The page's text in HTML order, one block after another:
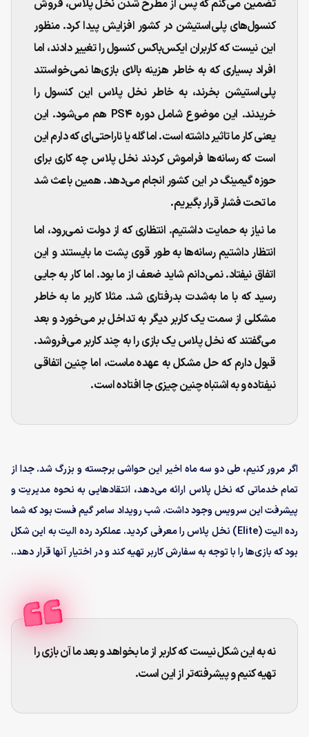
تضمین می‌کنم که پس از مطرح شدن نخل پلاس، فروش
کنسول‌های پلی‌استیشن در کشور افزایش پیدا کرد. منظور
این نیست که کاربران ایکس‌باکس کنسول را تغییر دادند، اما
افراد بسیاری که به خاطر هزینه بالای بازی‌ها نمی‌خواستند
پلی‌استیشن بخرند، به خاطر نخل پلاس این کنسول را
خریدند. این موضوع شامل دوره PS4 هم می‌شود. این
یعنی کار ما تاثیر داشته است. اما گله یا ناراحتی‌ای که دارم این
است که رسانه‌ها فراموش کردند نخل پلاس چه کاری برای
حوزه گیمینگ در این کشور انجام می‌دهد. همین باعث شد
ما تحت فشار قرار بگیریم.
ما نیاز به حمایت داشتیم. انتظاری که از دولت نمی‌رود، اما
انتظار داشتیم رسانه‌ها به طور قوی پشت ما بایستند و این
اتفاق نیفتاد. نمی‌دانم شاید ضعف از ما بود. اما کار به جایی
رسید که با ما به‌شدت بدرفتاری شد. مثلا کاربر ما به خاطر
مشکلی از سمت یک کاربر دیگر به تداخل بر می‌خورد و بعد
می‌گفتند که نخل پلاس یک بازی را به چند کاربر می‌فروشد.
قبول دارم که حل مشکل به عهده ماست، اما چنین اتفاقی
نیفتاده و به اشتباه چنین چیزی جا افتاده است.
اگر مرور کنیم، طی دو سه ماه اخیر این حواشی برجسته و بزرگ شد. جدا از
تمام خدماتی که نخل پلاس ارائه می‌دهد، انتقادهایی به نحوه مدیریت و
پیشرفت این سرویس وجود داشت. شب رویداد سامر گیم فست بود که شما
رده الیت (Elite) نخل پلاس را معرفی کردید. عملکرد رده الیت به این شکل
بود که بازی‌ها را با توجه به سفارش کاربر تهیه کند و در اختیار آنها قرار دهد..
نه به این شکل نیست که کاربر از ما بخواهد و بعد ما آن بازی را
تهیه کنیم و پیشرفته‌تر از این است.